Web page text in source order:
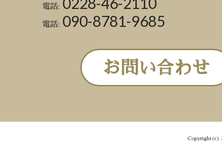
電話:
電話: 090-8781-9685
お問い合わせ
Copyright(c)